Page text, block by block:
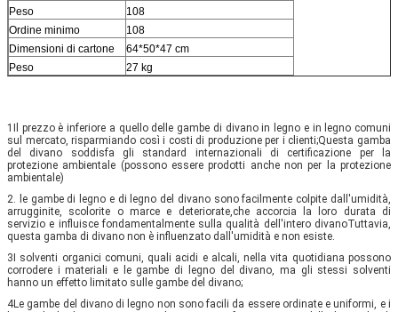
Peso
108
Ordine minimo
108
Dimensioni di cartone
64*50*47 cm
Peso
27 kg
1Il prezzo è inferiore a quello delle gambe di divano in legno e in legno comuni
sul mercato, risparmiando così i costi di produzione per i clienti;Questa gamba
del divano soddisfa gli standard internazionali di certificazione per la
protezione ambientale (possono essere prodotti anche non per la protezione
ambientale)
2. le gambe di legno e di legno del divano sono facilmente colpite dall'umidità,
arrugginite, scolorite o marce e deteriorate,che accorcia la loro durata di
servizio e influisce fondamentalmente sulla qualità dell'intero divanoTuttavia,
questa gamba di divano non è influenzato dall'umidità e non esiste.
3I solventi organici comuni, quali acidi e alcali, nella vita quotidiana possono
corrodere i materiali e le gambe di legno del divano, ma gli stessi solventi
hanno un effetto limitato sulle gambe del divano;
4Le gambe del divano di legno non sono facili da essere ordinate e uniformi, e i